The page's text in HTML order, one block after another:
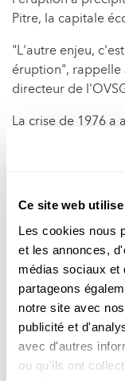
Ce site web
Les cookies nous
et les annonces,
médias sociaux et
partageons
notre site avec
publicité et
avec d'autres
ou qu'ils ont
Pitre, la capitale
"L'autre enjeu,
éruption", rappelle
directeur de
La crise de 1976 a
au point des
"quantifier
Car une éruption
malgré les
une soixantaine
de la Soufrière",
adjoint de l'OVSG.
Les scientifiques y
pour suivre les
du dôme, signe